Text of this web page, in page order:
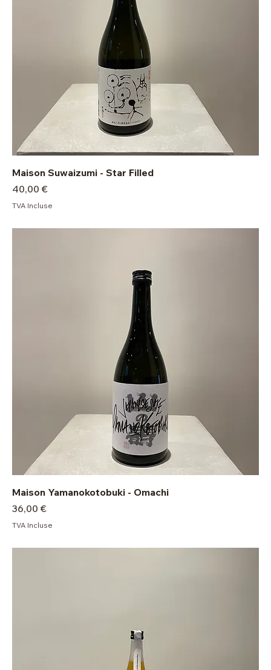
Maison Suwaizumi - Star Filled
Prix
40,00 €
TVA Incluse
Maison Yamanokotobuki - Omachi
Prix
36,00 €
TVA Incluse